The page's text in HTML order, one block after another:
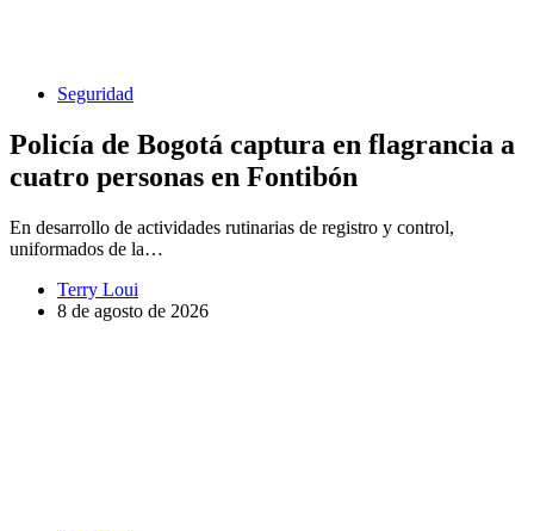
Seguridad
Policía de Bogotá captura en flagrancia a
cuatro personas en Fontibón
En desarrollo de actividades rutinarias de registro y control,
uniformados de la…
Terry Loui
8 de agosto de 2026